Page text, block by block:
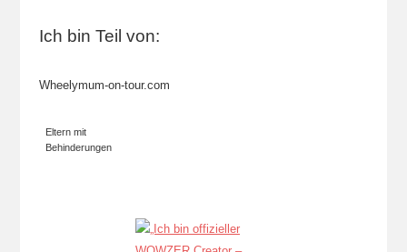
Ich bin Teil von:
Wheelymum-on-tour.com
Eltern mit
Behinderungen